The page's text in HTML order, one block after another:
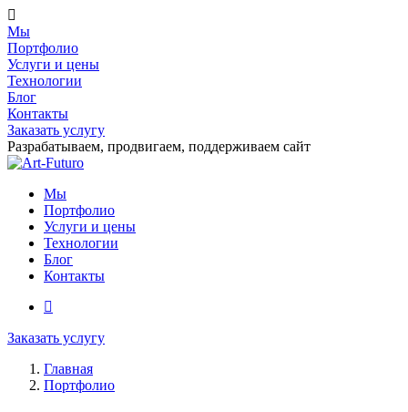
Мы
Портфолио
Услуги и цены
Технологии
Блог
Контакты
Заказать услугу
Разрабатываем, продвигаем, поддерживаем сайт
Мы
Портфолио
Услуги и цены
Технологии
Блог
Контакты
Заказать услугу
Главная
Портфолио